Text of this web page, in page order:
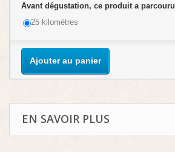
Avant dégustation, ce produit a parcouru
25 kilomètres
Ajouter au panier
EN SAVOIR PLUS